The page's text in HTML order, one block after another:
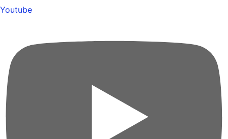
Youtube